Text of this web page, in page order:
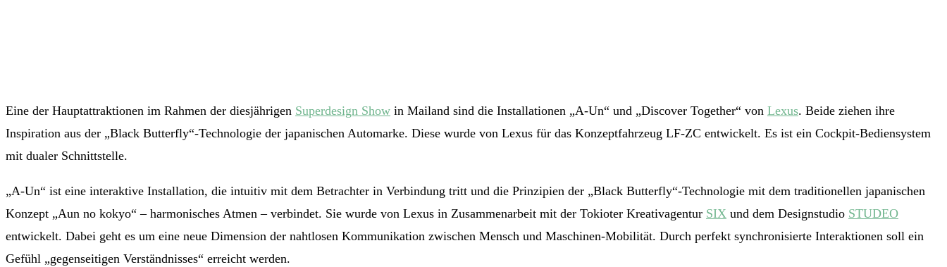
Eine der Hauptattraktionen im Rahmen der diesjährigen Superdesign Show in Mailand sind die Installationen „A-Un“ und „Discover Together“ von Lexus. Beide ziehen ihre
Inspiration aus der „Black Butterfly“-Technologie der japanischen Automarke. Diese wurde von Lexus für das Konzeptfahrzeug LF-ZC entwickelt. Es ist ein Cockpit-Bediensystem
mit dualer Schnittstelle.
„A-Un“ ist eine interaktive Installation, die intuitiv mit dem Betrachter in Verbindung tritt und die Prinzipien der „Black Butterfly“-Technologie mit dem traditionellen japanischen
Konzept „Aun no kokyo“ – harmonisches Atmen – verbindet. Sie wurde von Lexus in Zusammenarbeit mit der Tokioter Kreativagentur SIX und dem Designstudio STUDEO
entwickelt. Dabei geht es um eine neue Dimension der nahtlosen Kommunikation zwischen Mensch und Maschinen-Mobilität. Durch perfekt synchronisierte Interaktionen soll ein
Gefühl „gegenseitigen Verständnisses“ erreicht werden.